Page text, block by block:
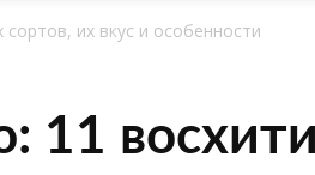
их вкус и особенности
11